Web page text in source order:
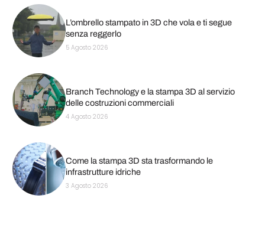
L’ombrello stampato in 3D che vola e ti segue
senza reggerlo
5 Agosto 2026
Branch Technology e la stampa 3D al servizio
delle costruzioni commerciali
4 Agosto 2026
Come la stampa 3D sta trasformando le
infrastrutture idriche
3 Agosto 2026